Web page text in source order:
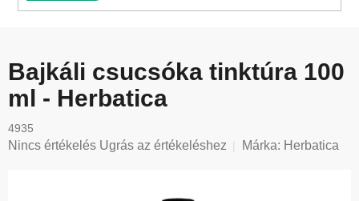
Bajkáli csucsóka tinktúra 100
ml - Herbatica
4935
A
Nincs értékelés Ugrás az értékeléshez Márka: Herbatica